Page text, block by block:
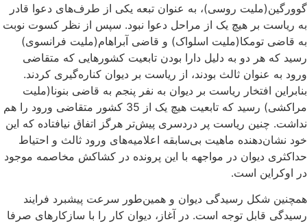
گوورگین(ملیت روسی)، به عنوان تبعه یکی از طرف‌های دعوا قادر
به ریاست بر هیچ یک از مراحل دعوا نبود. سپس از نظر کسوت نوبت
به قاضی تومکا(ملیت اسلواک) و قاضی آبراهام(ملیت فرانسوی)
رسید که هر دو به دلیل دارا بودن تابعیت کشورهایی که متقاضی
ورود به عنوان ثالث بودند، از ریاست بر دیوان کناره‌گیری کردند.
بنابراین افتخار ریاست بر دیوان به نفر پنجم به قاضی بنونا(ملیت
مراکشی) رسید که تابعیت هیچ یک از 35 کشور متقاضی ورود را هم
نداشت. چنین ریاست پر دردسری پیش‌تر هرگز اتفاق نیافتاده که این
خود نشان‌دهنده ماهیت بی‌سابقه اعلامیه‌های ورود ثالث و احتیاط
حداکثری دیوان در مواجهه با این پرونده در کشاکش مخاصمه موجود
در اوکراین است.
همچنین شکل رسیدگی دیوان و همین‌طور سرعت پیشبرد فرایند
رسیدگی قابل توجه است. در آغاز، دیوان کار را با سازکارهای صرفا